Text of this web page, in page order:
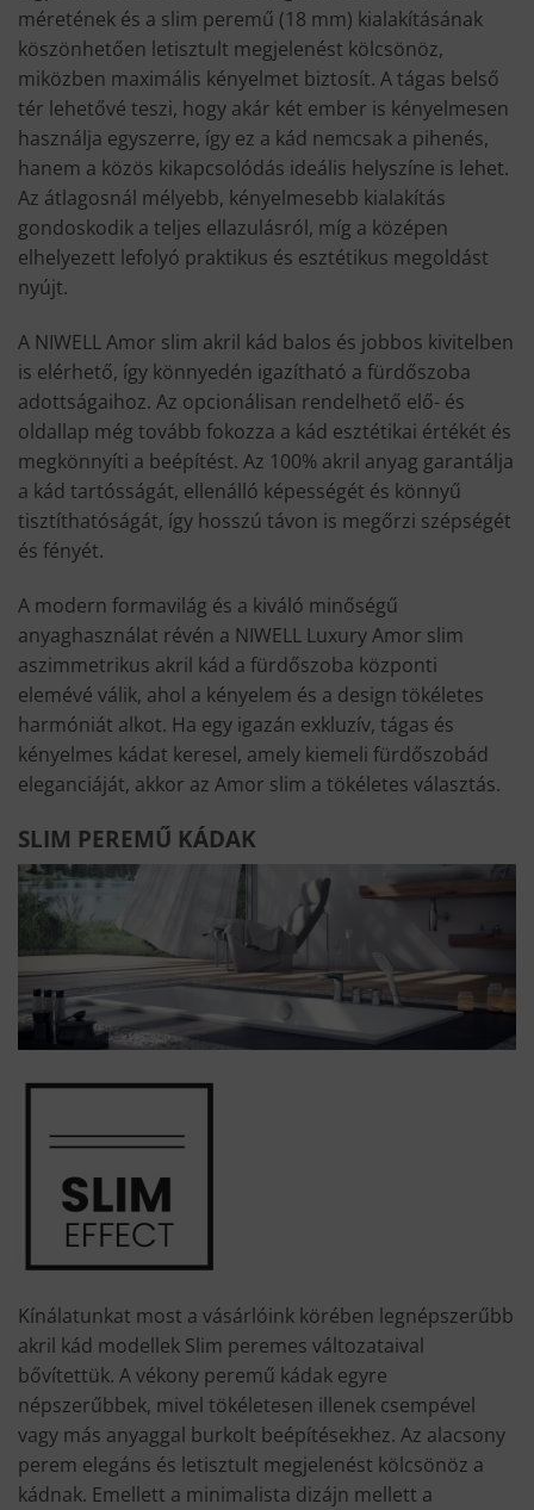
méretének és a slim peremű (18 mm) kialakításának
köszönhetően letisztult megjelenést kölcsönöz,
miközben maximális kényelmet biztosít. A tágas belső
tér lehetővé teszi, hogy akár két ember is kényelmesen
használja egyszerre, így ez a kád nemcsak a pihenés,
hanem a közös kikapcsolódás ideális helyszíne is lehet.
Az átlagosnál mélyebb, kényelmesebb kialakítás
gondoskodik a teljes ellazulásról, míg a középen
elhelyezett lefolyó praktikus és esztétikus megoldást
nyújt.
A NIWELL Amor slim akril kád balos és jobbos kivitelben
is elérhető, így könnyedén igazítható a fürdőszoba
adottságaihoz. Az opcionálisan rendelhető elő- és
oldallap még tovább fokozza a kád esztétikai értékét és
megkönnyíti a beépítést. Az 100% akril anyag garantálja
a kád tartósságát, ellenálló képességét és könnyű
tisztíthatóságát, így hosszú távon is megőrzi szépségét
és fényét.
A modern formavilág és a kiváló minőségű
anyaghasználat révén a NIWELL Luxury Amor slim
aszimmetrikus akril kád a fürdőszoba központi
elemévé válik, ahol a kényelem és a design tökéletes
harmóniát alkot. Ha egy igazán exkluzív, tágas és
kényelmes kádat keresel, amely kiemeli fürdőszobád
eleganciáját, akkor az Amor slim a tökéletes választás.
SLIM PEREMŰ KÁDAK
Kínálatunkat most a vásárlóink körében legnépszerűbb
akril kád modellek Slim peremes változataival
bővítettük. A vékony peremű kádak egyre
népszerűbbek, mivel tökéletesen illenek csempével
vagy más anyaggal burkolt beépítésekhez. Az alacsony
perem elegáns és letisztult megjelenést kölcsönöz a
kádnak. Emellett a minimalista dizájn mellett a